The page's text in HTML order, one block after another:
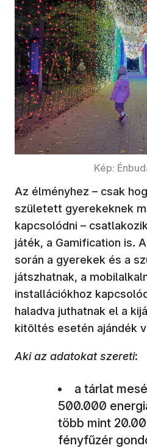
Kép:
Az élményhez – csak
született gyerekeknek
kapcsolódni –
játék, a Gamification is.
során a gyerekek és a
játszhatnak, a
installációkhoz
haladva juthatnak el a
kitöltés esetén ajándék
Aki az adatokat szereti:
a tárlat
500.000
több mint
fényfűzér